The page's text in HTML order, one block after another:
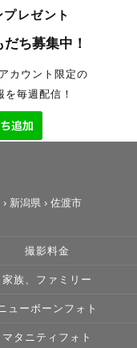
レゼント
だち募集中！
カウント限定の
を毎週配信！
› 新潟県› 佐渡市
撮影料金
家族、ファミリー
ューボーンフォト
マタニティフォト